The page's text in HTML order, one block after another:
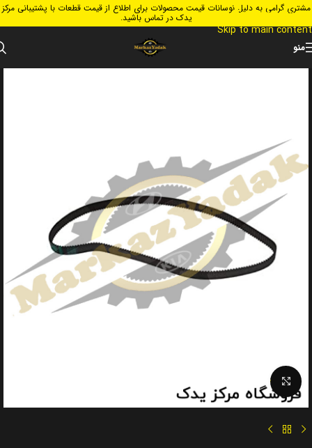
Skip to navigation
Skip to main content
مشتری گرامی به دلیل نوسانات قیمت محصولات برای اطلاع از قیمت قطعات با پشتیبانی مرکز
یدک در تماس باشید.
منو
Click to enlarge